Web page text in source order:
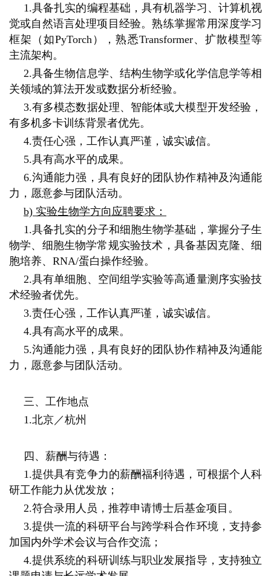
1.具备扎实的编程基础，具有机器学习、计算机视
觉或自然语言处理项目经验。熟练掌握常用深度学习
框架（如PyTorch），熟悉Transformer、扩散模型等
主流架构。
2.具备生物信息学、结构生物学或化学信息学等相
关领域的算法开发或数据分析经验。
3.有多模态数据处理、智能体或大模型开发经验，
有多机多卡训练背景者优先。
4.责任心强，工作认真严谨，诚实诚信。
5.具有高水平的成果。
6.沟通能力强，具有良好的团队协作精神及沟通能
力，愿意参与团队活动。
b) 实验生物学方向应聘要求：
1.具备扎实的分子和细胞生物学基础，掌握分子生
物学、细胞生物学常规实验技术，具备基因克隆、细
胞培养、RNA/蛋白操作经验。
2.具有单细胞、空间组学实验等高通量测序实验技
术经验者优先。
3.责任心强，工作认真严谨，诚实诚信。
4.具有高水平的成果。
5.沟通能力强，具有良好的团队协作精神及沟通能
力，愿意参与团队活动。
三、工作地点
1.北京／杭州
四、薪酬与待遇：
1.提供具有竞争力的薪酬福利待遇，可根据个人科
研工作能力从优发放；
2.符合录用人员，推荐申请博士后基金项目。
3.提供一流的科研平台与跨学科合作环境，支持参
加国内外学术会议与合作交流；
4.提供系统的科研训练与职业发展指导，支持独立